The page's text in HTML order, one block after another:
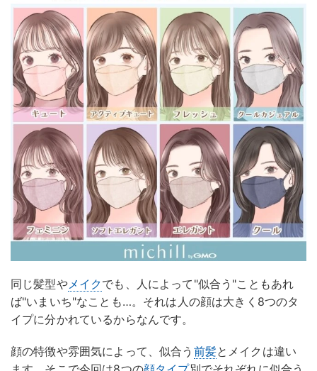
同じ髪型やメイクでも、人によって"似合う"こともあれ
ば"いまいち"なことも…。それは人の顔は大きく8つのタ
イプに分かれているからなんです。
顔の特徴や雰囲気によって、似合う 前髪とメイクは違い